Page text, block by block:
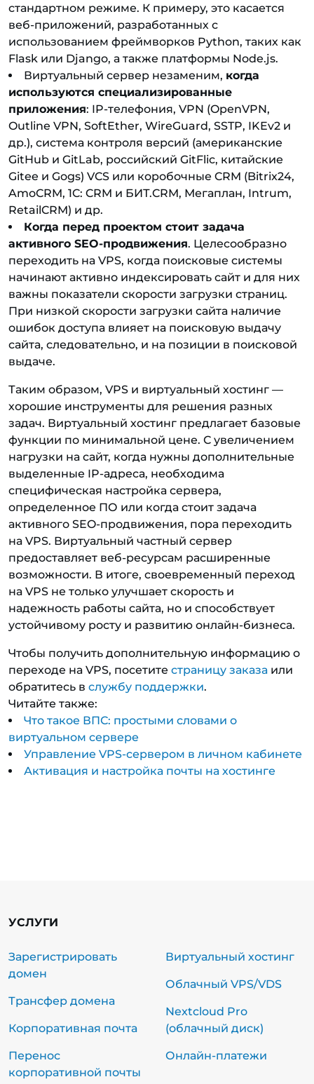
стандартном режиме. К примеру, это касается
веб-приложений, разработанных с
использованием фреймворков Python, таких как
Flask или Django, а также платформы Node.js.
Виртуальный сервер незаменим, когда
используются специализированные
приложения: IP-телефония, VPN (OpenVPN,
Outline VPN, SoftEther, WireGuard, SSTP, IKEv2 и
др.), система контроля версий (американские
GitHub и GitLab, российский GitFlic, китайские
Gitee и Gogs) VCS или коробочные CRM (Bitrix24,
AmoCRM, 1C: CRM и БИТ.CRM, Мегаплан, Intrum,
RetailCRM) и др.
Когда перед проектом стоит задача
активного SEO-продвижения. Целесообразно
переходить на VPS, когда поисковые системы
начинают активно индексировать сайт и для них
важны показатели скорости загрузки страниц.
При низкой скорости загрузки сайта наличие
ошибок доступа влияет на поисковую выдачу
сайта, следовательно, и на позиции в поисковой
выдаче.
Таким образом, VPS и виртуальный хостинг —
хорошие инструменты для решения разных
задач. Виртуальный хостинг предлагает базовые
функции по минимальной цене. С увеличением
нагрузки на сайт, когда нужны дополнительные
выделенные IP-адреса, необходима
специфическая настройка сервера,
определенное ПО или когда стоит задача
активного SEO-продвижения, пора переходить
на VPS. Виртуальный частный сервер
предоставляет веб-ресурсам расширенные
возможности. В итоге, своевременный переход
на VPS не только улучшает скорость и
надежность работы сайта, но и способствует
устойчивому росту и развитию онлайн-бизнеса.
Чтобы получить дополнительную информацию о
переходе на VPS, посетите страницу заказа или
обратитесь в службу поддержки.
Читайте также:
Что такое ВПС: простыми словами о
виртуальном сервере
Управление VPS-сервером в личном кабинете
Активация и настройка почты на хостинге
УСЛУГИ
Зарегистрировать
домен
Трансфер домена
Корпоративная почта
Перенос
корпоративной почты
Виртуальный хостинг
Облачный VPS/VDS
Nextcloud Pro
(облачный диск)
Онлайн-платежи